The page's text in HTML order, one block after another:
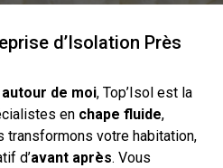
d’Isolation Près
autour de moi, Top’Isol est la
en chape fluide,
transformons votre habitation,
d’avant après. Vous